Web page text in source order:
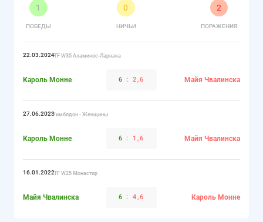
1
ПОБЕДЫ
0
НИЧЬИ
2
ПОРАЖЕНИЯ
22.03.2024ITF W35 Аламинос-Ларнака
Кароль Монне 6 : 2,6 Майя Чвалинска
27.06.2023Уимблдон - Женщины
Кароль Монне 6 : 1,6 Майя Чвалинска
16.01.2022ITF W25 Монастир
Майя Чвалинска 6 : 4,6 Кароль Монне